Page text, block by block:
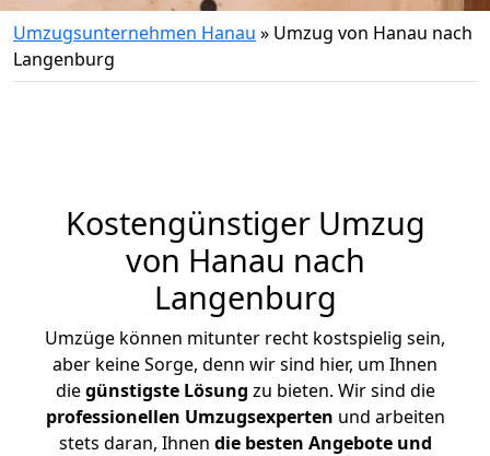
Umzugsunternehmen Hanau » Umzug von Hanau nach
Langenburg
Kostengünstiger Umzug
von Hanau nach
Langenburg
Umzüge können mitunter recht kostspielig sein,
aber keine Sorge, denn wir sind hier, um Ihnen
diegünstigste Lösung zu bieten. Wir sind die
professionellen Umzugsexperten und arbeiten
stets daran, Ihnen die besten Angebote und